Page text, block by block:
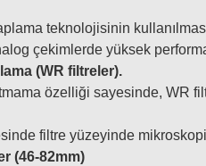
teknolojisinin
çekimlerde yüksek
(WR filtreler).
özelliği sayesinde, WR
filtre yüzeyinde
(46-82mm)